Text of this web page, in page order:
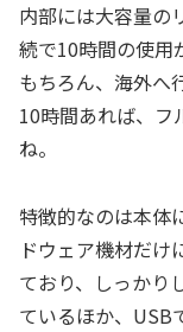
内部には大容量の
続で10時間の使用
もちろん、海外へ
10時間あれば、フ
ね。
特徴的なのは本体
ドウェア機材だけ
ており、しっかり
ているほか、USB